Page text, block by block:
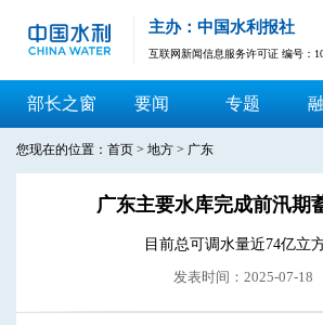
主办：中国水利报社
互联网新闻信息服务许可证 编号：
部长之窗 要闻 专题
您现在的位置： 首页 > 地方 > 广东
广东主要水库完成前汛期
目前总可调水量近74亿立
发表时间：2025-07-18